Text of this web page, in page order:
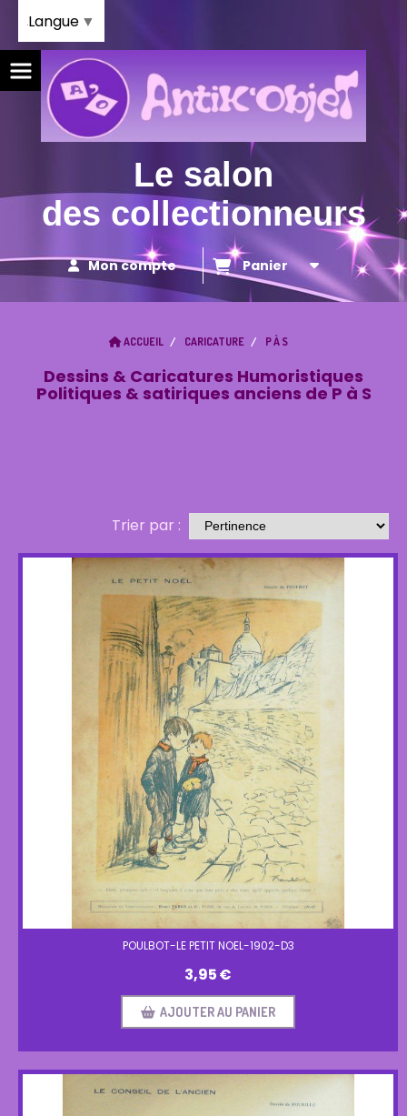
Le salon
des collectionneurs
Mon compte Panier
ACCUEIL CARICATURE P À S
Dessins & Caricatures Humoristiques
Politiques & satiriques anciens de P à S
Trier par :
POULBOT-LE PETIT NOEL-1902-D3
3,95€
AJOUTER AU PANIER
Langue ▼